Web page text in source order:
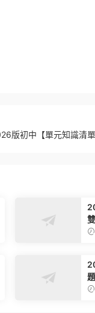
版初中【單元知識清